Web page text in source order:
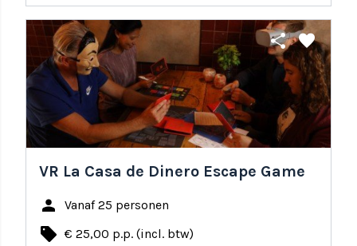
share favorite
VR La Casa de Dinero Escape Game
person Vanaf 25 personen
local_offer € 25,00 p.p. (incl. btw)